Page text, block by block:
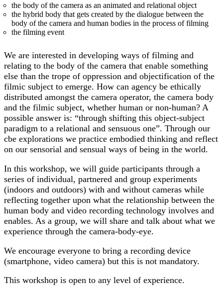
the body of the camera as an animated and relational object
the hybrid body that gets created by the dialogue between the
body of the camera and human bodies in the process of filming
the filming event
We are interested in developing ways of filming and
relating to the body of the camera that enable something
else than the trope of oppression and objectification of the
filmic subject to emerge. How can agency be ethically
distributed amongst the camera operator, the camera body
and the filmic subject, whether human or non-human? A
possible answer is: “through shifting this object-subject
paradigm to a relational and sensuous one”. Through our
cbe explorations we practice embodied thinking and reflect
on our sensorial and sensual ways of being in the world.
In this workshop, we will guide participants through a
series of individual, partnered and group experiments
(indoors and outdoors) with and without cameras while
reflecting together upon what the relationship between the
human body and video recording technology involves and
enables. As a group, we will share and talk about what we
experience through the camera-body-eye.
We encourage everyone to bring a recording device
(smartphone, video camera) but this is not mandatory.
This workshop is open to any level of experience.